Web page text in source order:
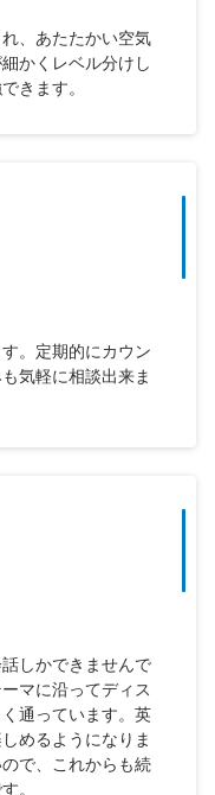
、あたたかい空気
かくレベル分けし
きます。
。定期的にカウン
気軽に相談出来ま
しかできませんで
マに沿ってディス
通っています。英
めるようになりま
で、これからも続
。